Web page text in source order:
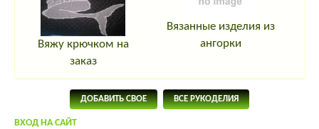
Вяжу крючком на
заказ
Вязанные изделия из
ангорки
ДОБАВИТЬ СВОЕ ВСЕ РУКОДЕЛИЯ
ВХОД НА САЙТ